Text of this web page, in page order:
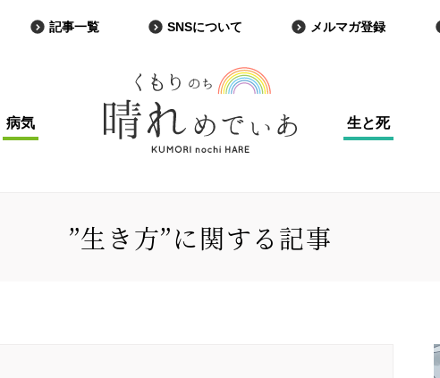
記事一覧 SNSについて メルマガ登録
病気 生と死
”生き方”に関する記事